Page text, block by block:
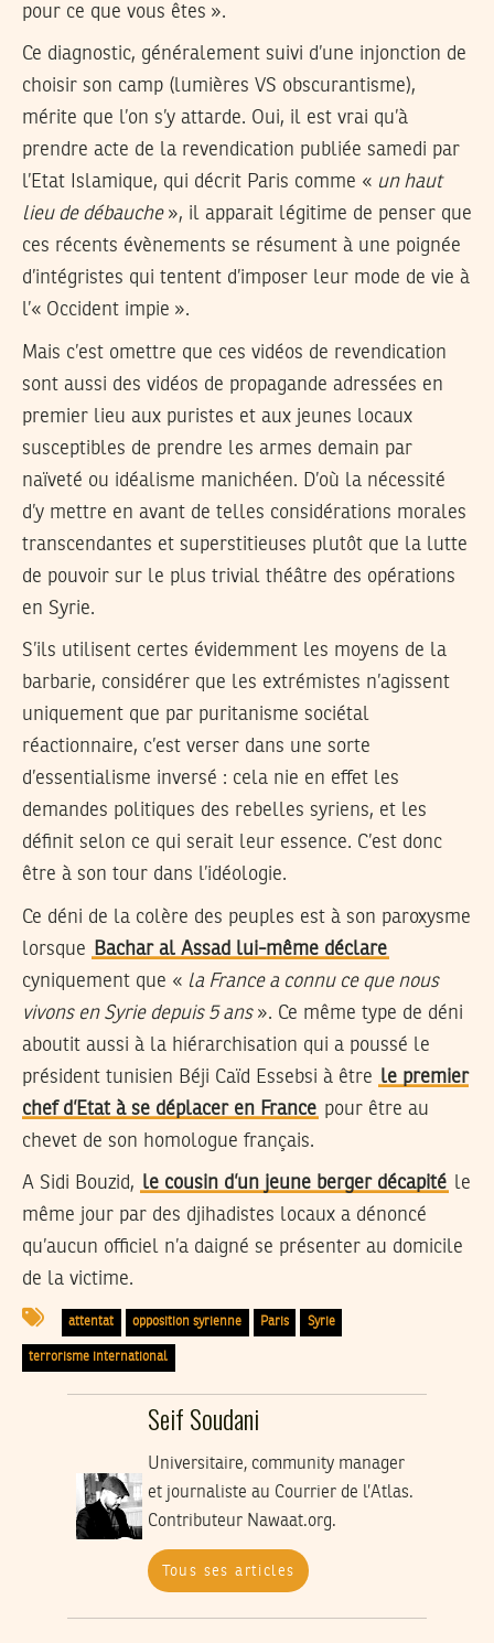
pour ce que vous êtes ».
Ce diagnostic, généralement suivi d’une injonction de
choisir son camp (lumières VS obscurantisme),
mérite que l’on s’y attarde. Oui, il est vrai qu’à
prendre acte de la revendication publiée samedi par
l’Etat Islamique, qui décrit Paris comme « un haut
lieu de débauche», il apparait légitime de penser que
ces récents évènements se résument à une poignée
d’intégristes qui tentent d’imposer leur mode de vie à
l’« Occident impie ».
Mais c’est omettre que ces vidéos de revendication
sont aussi des vidéos de propagande adressées en
premier lieu aux puristes et aux jeunes locaux
susceptibles de prendre les armes demain par
naïveté ou idéalisme manichéen. D’où la nécessité
d’y mettre en avant de telles considérations morales
transcendantes et superstitieuses plutôt que la lutte
de pouvoir sur le plus trivial théâtre des opérations
en Syrie.
S’ils utilisent certes évidemment les moyens de la
barbarie, considérer que les extrémistes n’agissent
uniquement que par puritanisme sociétal
réactionnaire, c’est verser dans une sorte
d’essentialisme inversé : cela nie en effet les
demandes politiques des rebelles syriens, et les
définit selon ce qui serait leur essence. C’est donc
être à son tour dans l’idéologie.
Ce déni de la colère des peuples est à son paroxysme
lorsque
Bachar al Assad lui-même déclare
cyniquement que « la France a connu ce que nous
vivons en Syrie depuis 5 ans». Ce même type de déni
aboutit aussi à la hiérarchisation qui a poussé le
président tunisien Béji Caïd Essebsi à être le premier
chef d’Etat à se déplacer en France pour être au
chevet de son homologue français.
A Sidi Bouzid, le cousin d’un jeune berger décapité le
même jour par des djihadistes locaux a dénoncé
qu’aucun officiel n’a daigné se présenter au domicile
de la victime.
attentat opposition syrienne Paris Syrie
terrorisme international
Seif Soudani
Universitaire, community manager
et journaliste au Courrier de l’Atlas.
Contributeur Nawaat.org.
Tous ses articles